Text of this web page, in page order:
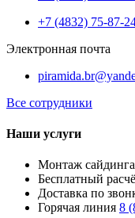
+7 (4832) 75-87-
Электронная почта
Все сотрудники
Наши услуги
Монтаж сайдинга
Бесплатный
Доставка по
Горячая линия 8